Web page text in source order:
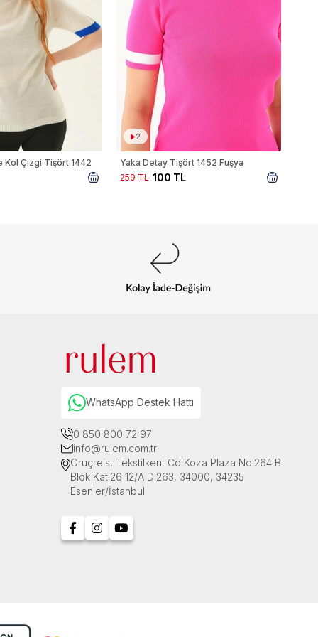
Kol Çizgi Tişört 1442
2
Yaka Detay Tişört 1452 Fuşya
100 TL
259 TL
WhatsApp Destek Hattı
0 850 800 72 97
info@rulem.com.tr
Oruçreis, Tekstilkent Cd Koza Plaza No:264 B
Blok Kat:26 12/A D:263, 34000, 34235
Esenler/İstanbul